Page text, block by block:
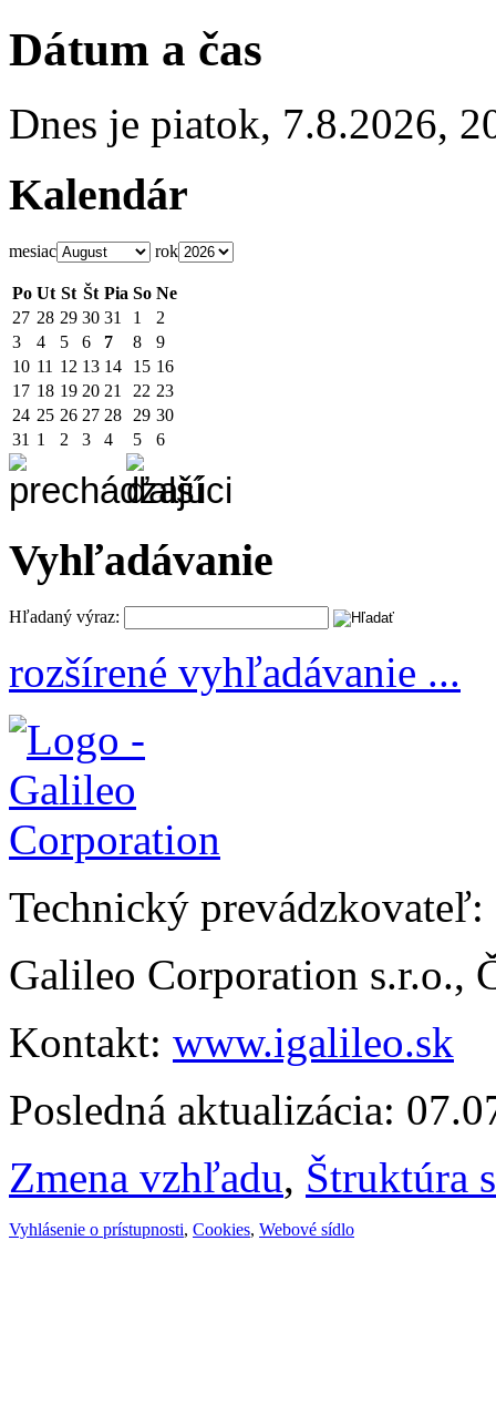
Dátum a čas
Dnes je piatok, 7.8.2026,
Kalendár
mesiac rok
Po Ut St Št Pia So Ne
27 28 29 30 31 1
2
3
4 5 6 7 8
9
10 11 12 13 14 15 16
17 18 19 20 21 22 23
24 25 26 27 28 29 30
31 1 2 3 4 5 6
Vyhľadávanie
Hľadaný výraz:
rozšírené vyhľadávanie ...
Technický prevádzkovateľ:
Galileo Corporation s.r.o.,
Kontakt: www.igalileo.sk
Posledná aktualizácia:
Zmena vzhľadu, Štruktúra
Vyhlásenie o prístupnosti, Cookies, Webové sídlo